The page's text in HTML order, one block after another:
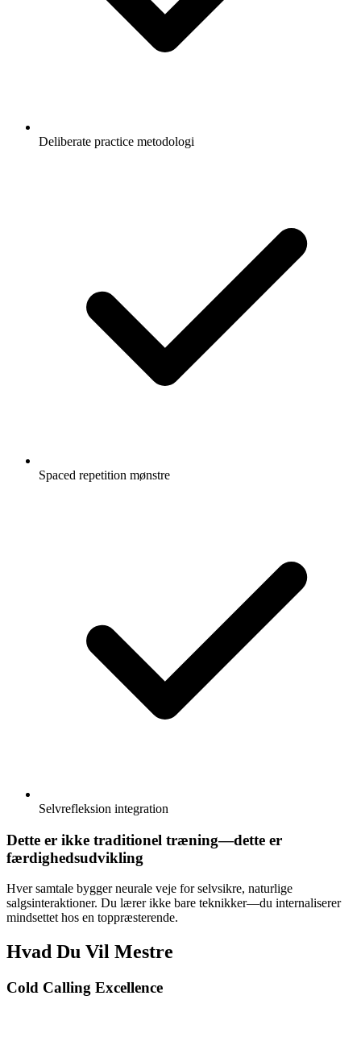
Deliberate practice metodologi
Spaced repetition mønstre
Selvrefleksion integration
Dette er ikke traditionel træning—dette er
færdighedsudvikling
Hver samtale bygger neurale veje for selvsikre, naturlige
salgsinteraktioner. Du lærer ikke bare teknikker—du internaliserer
mindsettet hos en toppræsterende.
Hvad Du Vil Mestre
Cold Calling Excellence